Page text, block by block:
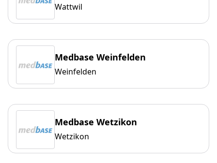
Wattwil
Medbase Weinfelden
Weinfelden
Medbase Wetzikon
Wetzikon